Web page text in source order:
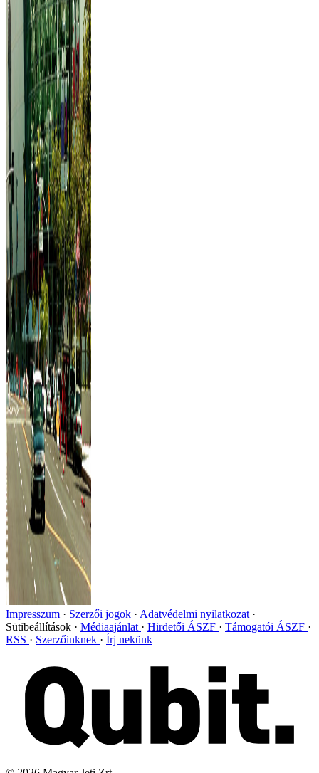
Impresszum Szerzői jogok
Adatvédelmi nyilatkozat
Sütibeállítások
Médiaajánlat Hirdetői ÁSZF
Támogatói ÁSZF
RSS
Szerzőinknek Írj nekünk